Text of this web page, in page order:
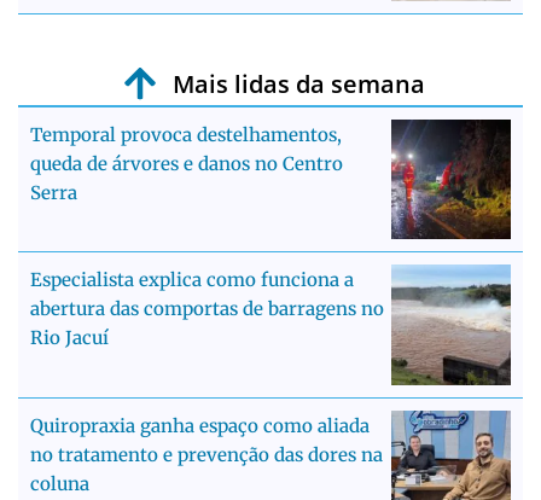
Mais lidas da semana
Temporal provoca destelhamentos,
queda de árvores e danos no Centro
Serra
Especialista explica como funciona a
abertura das comportas de barragens no
Rio Jacuí
Quiropraxia ganha espaço como aliada
no tratamento e prevenção das dores na
coluna